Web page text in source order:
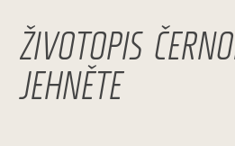
ŽIVOTOPIS
JEHNĚTE